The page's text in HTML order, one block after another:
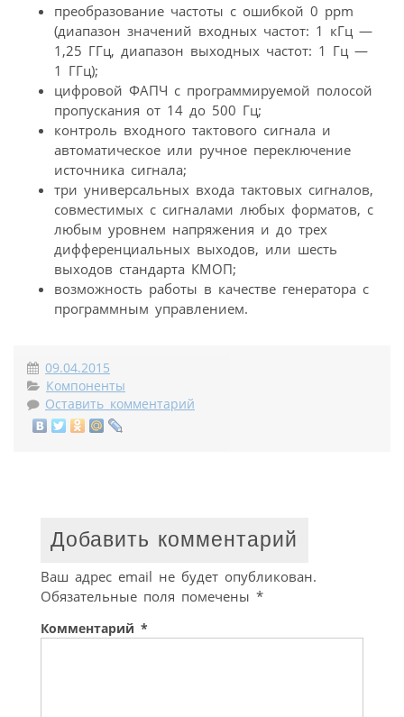
преобразование частоты с ошибкой 0 ppm
(диапазон значений входных частот: 1 кГц —
1,25 ГГц, диапазон выходных частот: 1 Гц —
1 ГГц);
цифровой ФАПЧ с программируемой полосой
пропускания от 14 до 500 Гц;
контроль входного тактового сигнала и
автоматическое или ручное переключение
источника сигнала;
три универсальных входа тактовых сигналов,
совместимых с сигналами любых форматов, с
любым уровнем напряжения и до трех
дифференциальных выходов, или шесть
выходов стандарта КМОП;
возможность работы в качестве генератора с
программным управлением.
09.04.2015
Компоненты
Оставить комментарий
Добавить комментарий
Ваш адрес email не будет опубликован.
Обязательные поля помечены *
Комментарий *